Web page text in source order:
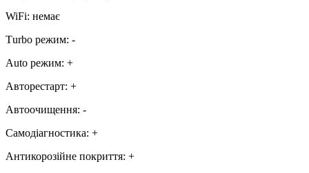
WiFi: немає
Тurbo режим: -
Аuto режим: +
Авторестарт: +
Автоочищення: -
Самодіагностика: +
Антикорозійне покриття: +